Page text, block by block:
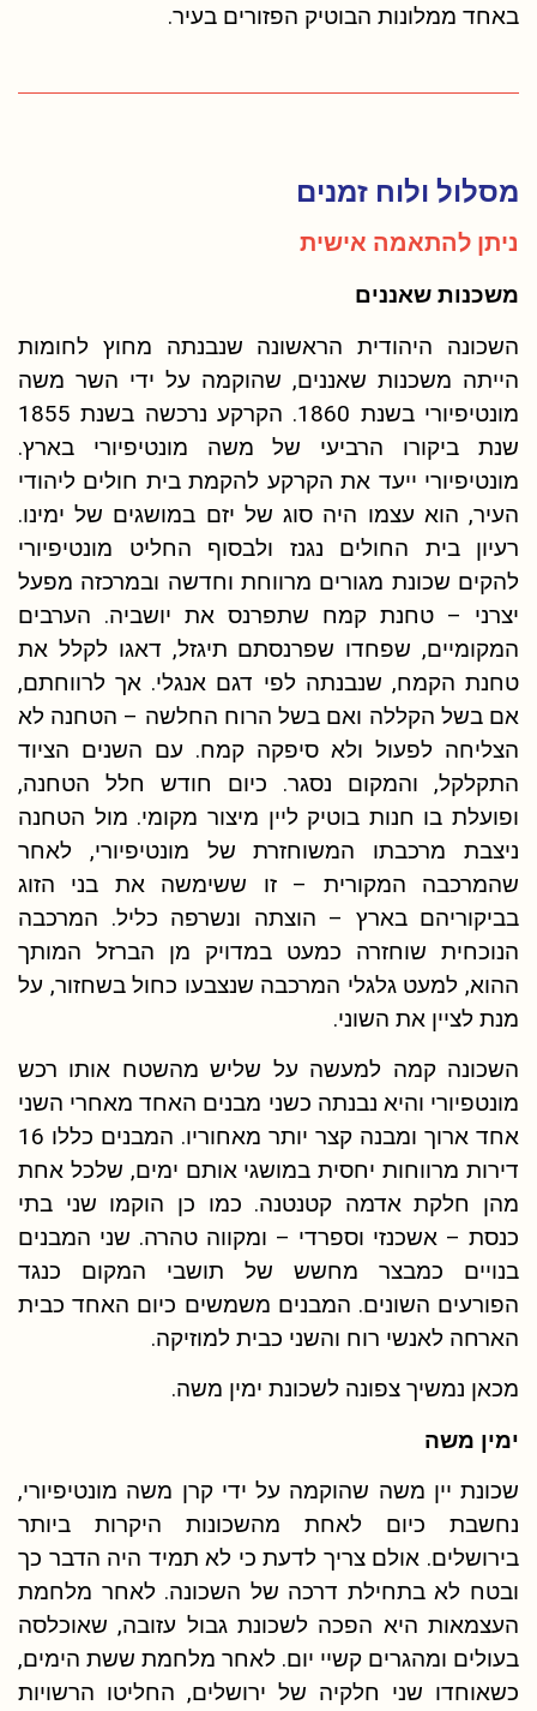
באחד ממלונות הבוטיק הפזורים בעיר.
מסלול ולוח זמנים
ניתן להתאמה אישית
משכנות שאננים
השכונה היהודית הראשונה שנבנתה מחוץ לחומות
הייתה משכנות שאננים, שהוקמה על ידי השר משה
מונטיפיורי בשנת 1860. הקרקע נרכשה בשנת 1855
שנת ביקורו הרביעי של משה מונטיפיורי בארץ.
מונטיפיורי ייעד את הקרקע להקמת בית חולים ליהודי
העיר, הוא עצמו היה סוג של יזם במושגים של ימינו.
רעיון בית החולים נגנז ולבסוף החליט מונטיפיורי
להקים שכונת מגורים מרווחת וחדשה ובמרכזה מפעל
יצרני – טחנת קמח שתפרנס את יושביה. הערבים
המקומיים, שפחדו שפרנסתם תיגזל, דאגו לקלל את
טחנת הקמח, שנבנתה לפי דגם אנגלי. אך לרווחתם,
אם בשל הקללה ואם בשל הרוח החלשה – הטחנה לא
הצליחה לפעול ולא סיפקה קמח. עם השנים הציוד
התקלקל, והמקום נסגר. כיום חודש חלל הטחנה,
ופועלת בו חנות בוטיק ליין מיצור מקומי. מול הטחנה
ניצבת מרכבתו המשוחזרת של מונטיפיורי, לאחר
שהמרכבה המקורית – זו ששימשה את בני הזוג
בביקוריהם בארץ – הוצתה ונשרפה כליל. המרכבה
הנוכחית שוחזרה כמעט במדויק מן הברזל המותך
ההוא, למעט גלגלי המרכבה שנצבעו כחול בשחזור, על
מנת לציין את השוני.
השכונה קמה למעשה על שליש מהשטח אותו רכש
מונטפיורי והיא נבנתה כשני מבנים האחד מאחרי השני
אחד ארוך ומבנה קצר יותר מאחוריו. המבנים כללו 16
דירות מרווחות יחסית במושגי אותם ימים, שלכל אחת
מהן חלקת אדמה קטנטנה. כמו כן הוקמו שני בתי
כנסת – אשכנזי וספרדי – ומקווה טהרה. שני המבנים
בנויים כמבצר מחשש של תושבי המקום כנגד
הפורעים השונים. המבנים משמשים כיום האחד כבית
הארחה לאנשי רוח והשני כבית למוזיקה.
מכאן נמשיך צפונה לשכונת ימין משה.
ימין משה
שכונת יין משה שהוקמה על ידי קרן משה מונטיפיורי,
נחשבת כיום לאחת מהשכונות היקרות ביותר
בירושלים. אולם צריך לדעת כי לא תמיד היה הדבר כך
ובטח לא בתחילת דרכה של השכונה. לאחר מלחמת
העצמאות היא הפכה לשכונת גבול עזובה, שאוכלסה
בעולים ומהגרים קשיי יום. לאחר מלחמת ששת הימים,
כשאוחדו שני חלקיה של ירושלים, החליטו הרשויות